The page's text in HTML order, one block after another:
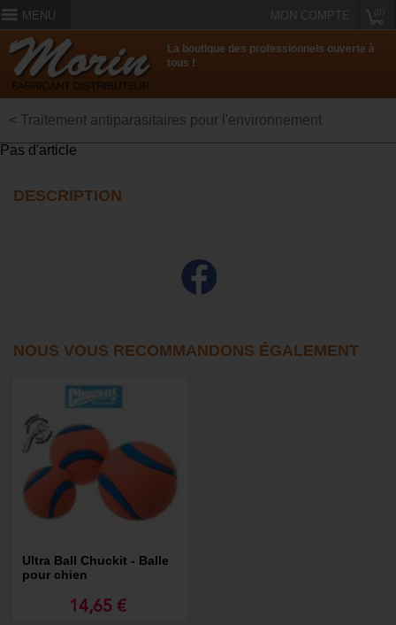
MENU MON COMPTE
La boutique des professionnels ouverte à
tous !
< Traitement antiparasitaires pour l'environnement
Pas d'article
DESCRIPTION
NOUS VOUS RECOMMANDONS ÉGALEMENT
Ultra Ball Chuckit - Balle
pour chien
14,65 €